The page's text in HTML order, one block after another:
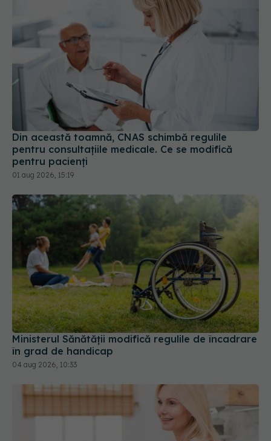
Din această toamnă, CNAS schimbă regulile
pentru consultațiile medicale. Ce se modifică
pentru pacienți
01 aug 2026, 15:19
Ministerul Sănătății modifică regulile de încadrare
în grad de handicap
04 aug 2026, 10:33